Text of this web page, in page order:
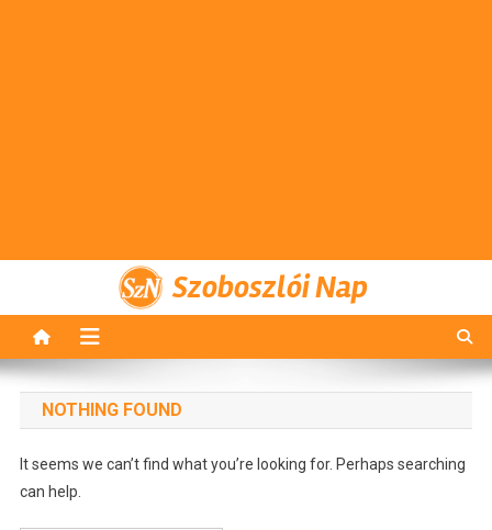
Szoboszlói Nap
NOTHING FOUND
It seems we can’t find what you’re looking for. Perhaps searching
can help.